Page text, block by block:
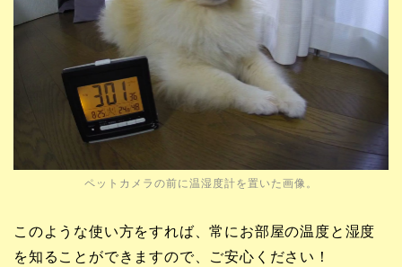
ペットカメラの前に温湿度計を置いた画像。
このような使い方をすれば、常にお部屋の温度と湿度
を知ることができますので、ご安心ください！